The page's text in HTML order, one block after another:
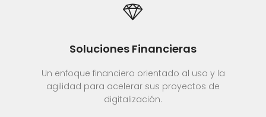
Soluciones Financieras
Un enfoque financiero orientado al uso y la
agilidad para acelerar sus proyectos de
digitalización.